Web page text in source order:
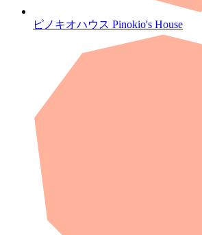
ピノキオハウス Pinokio's House